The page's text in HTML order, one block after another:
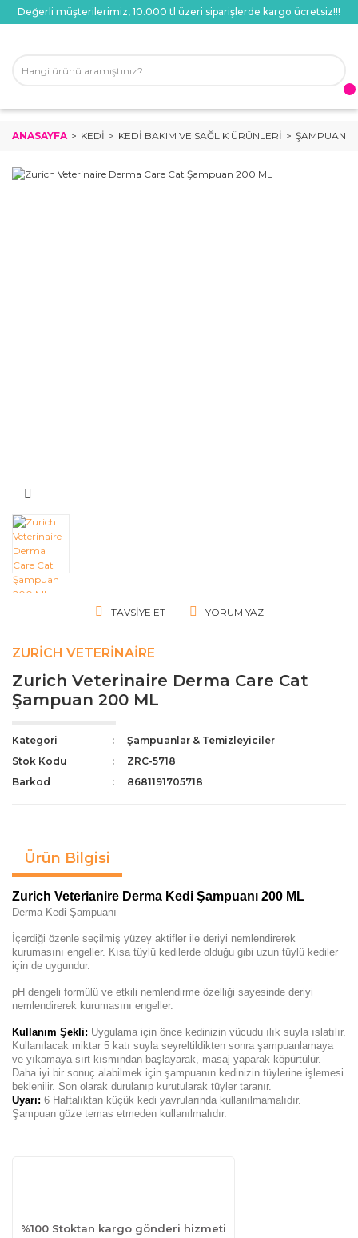
Değerli müşterilerimiz, 10.000 tl üzeri siparişlerde kargo ücretsiz!!!
ANASAYFA KEDI KEDI BAKIM VE SAĞLIK ÜRÜNLERI
TAVSIYE ET YORUM YAZ
ZURICH VETERINAIRE
Zurich Veterinaire Derma Care Cat
Şampuan 200 ML
Kategori
Şampuanlar & Temizleyiciler
Stok Kodu
ZRC-5718
Barkod
8681191705718
Ürün Bilgisi
Zurich Veterianire Derma Kedi Şampuanı 200 ML
Derma Kedi Şampuanı
İçerdiği özenle seçilmiş yüzey aktifler ile deriyi nemlendirerek
kurumasını engeller. Kısa tüylü kedilerde olduğu gibi uzun tüylü kediler
için de uygundur.
pH dengeli formülü ve etkili nemlendirme özelliği sayesinde deriyi
nemlendirerek kurumasını engeller.
Kullanım Şekli: Uygulama için önce kedinizin vücudu ılık suyla ıslatılır.
Kullanılacak miktar 5 katı suyla seyreltildikten sonra şampuanlamaya
ve yıkamaya sırt kısmından başlayarak, masaj yaparak köpürtülür.
Daha iyi bir sonuç alabilmek için şampuanın kedinizin tüylerine işlemesi
beklenilir. Son olarak durulanıp kurutularak tüyler taranır.
Uyarı: 6 Haftalıktan küçük kedi yavrularında kullanılmamalıdır.
Şampuan göze temas etmeden kullanılmalıdır.
%100 Stoktan kargo gönderi hizmeti